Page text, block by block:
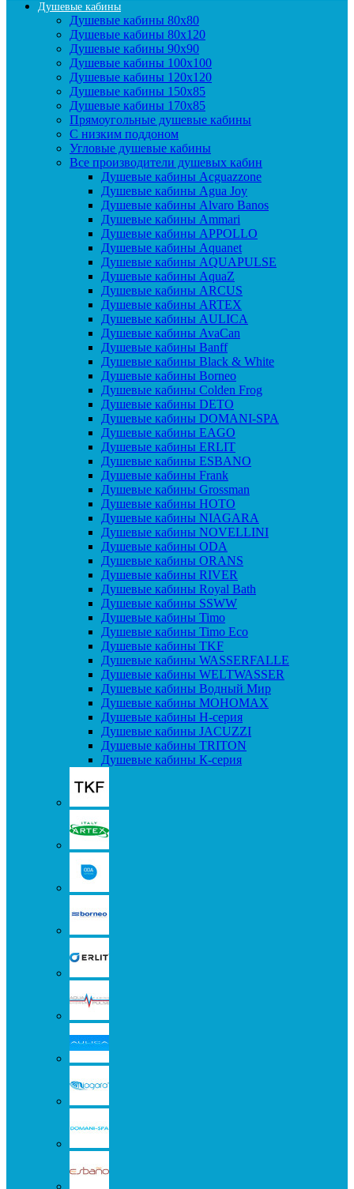
Душевые кабины
Душевые кабины 80x80
Душевые кабины 80x120
Душевые кабины 90х90
Душевые кабины 100x100
Душевые кабины 120x120
Душевые кабины 150x85
Душевые кабины 170x85
Прямоугольные душевые кабины
С низким поддоном
Угловые душевые кабины
Все производители душевых кабин
Душевые кабины Acguazzone
Душевые кабины Agua Joy
Душевые кабины Alvaro Banos
Душевые кабины Ammari
Душевые кабины APPOLLO
Душевые кабины Aquanet
Душевые кабины AQUAPULSE
Душевые кабины AquaZ
Душевые кабины ARCUS
Душевые кабины ARTEX
Душевые кабины AULICA
Душевые кабины AvaCan
Душевые кабины Banff
Душевые кабины Black & White
Душевые кабины Borneo
Душевые кабины Colden Frog
Душевые кабины DETO
Душевые кабины DOMANI-SPA
Душевые кабины EAGO
Душевые кабины ERLIT
Душевые кабины ESBANO
Душевые кабины Frank
Душевые кабины Grossman
Душевые кабины HOTO
Душевые кабины NIAGARA
Душевые кабины NOVELLINI
Душевые кабины ODA
Душевые кабины ORANS
Душевые кабины RIVER
Душевые кабины Royal Bath
Душевые кабины SSWW
Душевые кабины Timo
Душевые кабины Timo Eco
Душевые кабины TKF
Душевые кабины WASSERFALLE
Душевые кабины WELTWASSER
Душевые кабины Водный Мир
Душевые кабины МОНОМАХ
Душевые кабины H-серия
Душевые кабины JACUZZI
Душевые кабины TRITON
Душевые кабины К-серия